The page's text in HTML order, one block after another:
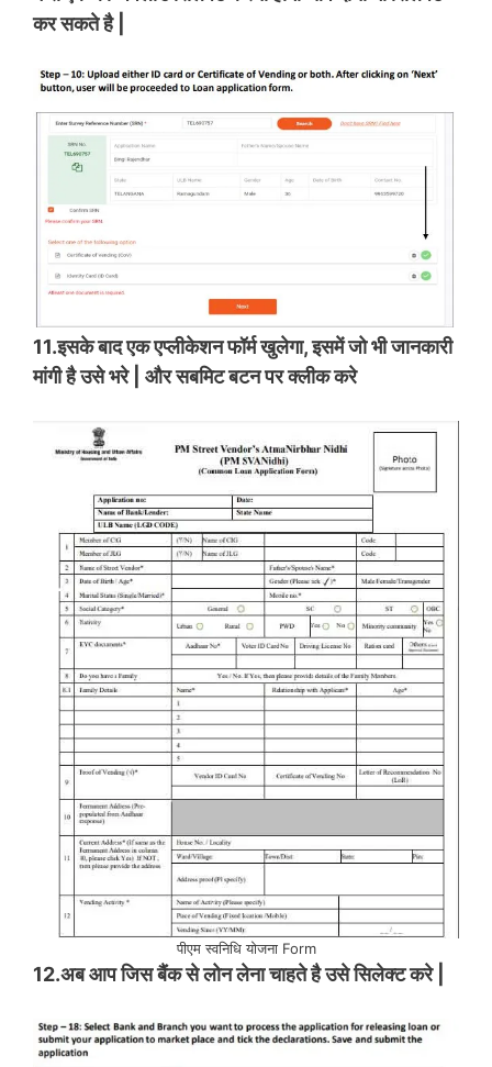
कर सकते है |
11.इसके बाद एक एप्लीकेशन फॉर्म खुलेगा, इसमें जो भी जानकारी
मांगी है उसे भरे | और सबमिट बटन पर क्लीक करे
पीएम स्वनिधि योजना Form
12.अब आप जिस बैंक से लोन लेना चाहते है उसे सिलेक्ट करे |